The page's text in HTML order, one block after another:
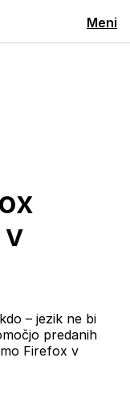
Meni
– jezik ne bi
predanih
Firefox v